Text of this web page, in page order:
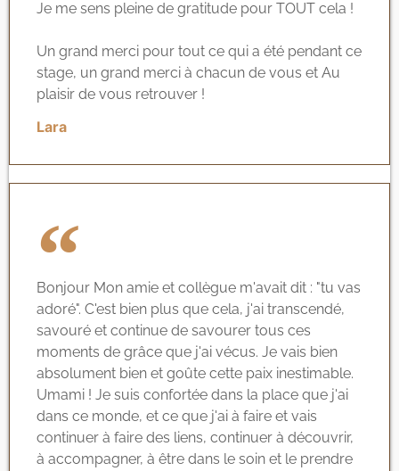
Je me sens pleine de gratitude pour TOUT cela !
Un grand merci pour tout ce qui a été pendant ce
stage, un grand merci à chacun de vous et Au
plaisir de vous retrouver !
Lara
Bonjour Mon amie et collègue m'avait dit : "tu vas
adoré". C'est bien plus que cela, j'ai transcendé,
savouré et continue de savourer tous ces
moments de grâce que j'ai vécus. Je vais bien
absolument bien et goûte cette paix inestimable.
Umami ! Je suis confortée dans la place que j'ai
dans ce monde, et ce que j'ai à faire et vais
continuer à faire des liens, continuer à découvrir,
à accompagner, à être dans le soin et le prendre